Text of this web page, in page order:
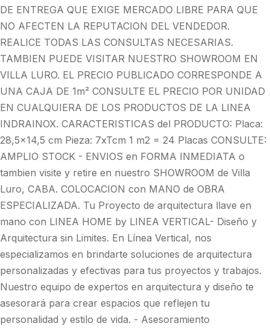
DE ENTREGA QUE EXIGE MERCADO LIBRE PARA QUE
NO AFECTEN LA REPUTACION DEL VENDEDOR.
REALICE TODAS LAS CONSULTAS NECESARIAS.
TAMBIEN PUEDE VISITAR NUESTRO SHOWROOM EN
VILLA LURO. EL PRECIO PUBLICADO CORRESPONDE A
UNA CAJA DE 1m² CONSULTE EL PRECIO POR UNIDAD
EN CUALQUIERA DE LOS PRODUCTOS DE LA LINEA
INDRAINOX. CARACTERISTICAS del PRODUCTO: Placa:
28,5x14,5 cm Pieza: 7xTcm 1 m2 = 24 Placas CONSULTE:
AMPLIO STOCK - ENVIOS en FORMA INMEDIATA o
tambien visite y retire en nuestro SHOWROOM de Villa
Luro, CABA. COLOCACION con MANO de OBRA
ESPECIALIZADA. Tu Proyecto de arquitectura llave en
mano con LINEA HOME by LINEA VERTICAL- Diseño y
Arquitectura sin Limites. En Línea Vertical, nos
especializamos en brindarte soluciones de arquitectura
personalizadas y efectivas para tus proyectos y trabajos.
Nuestro equipo de expertos en arquitectura y diseño te
asesorará para crear espacios que reflejen tu
personalidad y estilo de vida. - Asesoramiento